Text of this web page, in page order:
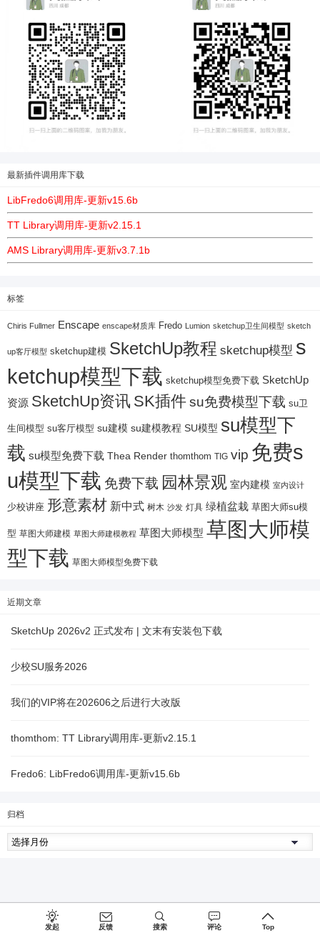
最新插件调用库下载
LibFredo6调用库-更新v15.6b
TT Library调用库-更新v2.15.1
AMS Library调用库-更新v3.7.1b
标签
Chiris Fullmer Enscape enscape材质库 Fredo Lumion sketchup卫生间模型 sketch
up客厅模型 sketchup建模 SketchUp教程 sketchup模型 s
ketchup模型下载 sketchup模型免费下载 SketchUp
资源 SketchUp资讯 SK插件su免费模型下载 su卫
生间模型 su客厅模型 su建模 su建模教程 SU模型 su模型下
载 su模型免费下载 Thea Render thomthom TIG vip 免费s
u模型下载 免费下载 园林景观 室内建模 室内设计
少校讲座 形意素材 新中式 树木 沙发 灯具 绿植盆栽 草图大师su模
型 草图大师建模 草图大师建模教程 草图大师模型 草图大师模
型下载 草图大师模型免费下载
近期文章
SketchUp 2026v2 正式发布 | 文末有安装包下载
少校SU服务2026
我们的VIP将在202606之后进行大改版
thomthom: TT Library调用库-更新v2.15.1
Fredo6: LibFredo6调用库-更新v15.6b
归档
发起 反馈 搜索 评论 Top